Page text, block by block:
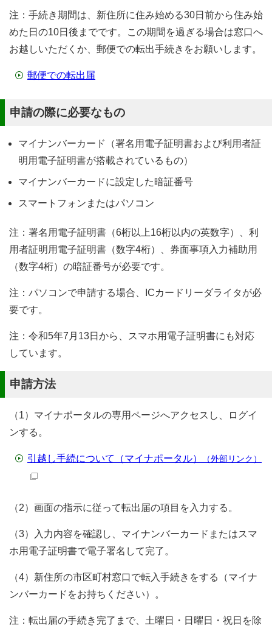
注：手続き期間は、新住所に住み始める30日前から住み始
めた日の10日後までです。この期間を過ぎる場合は窓口へ
お越しいただくか、郵便での転出手続きをお願いします。
郵便での転出届
申請の際に必要なもの
マイナンバーカード（署名用電子証明書および利用者証
明用電子証明書が搭載されているもの）
マイナンバーカードに設定した暗証番号
スマートフォンまたはパソコン
注：署名用電子証明書（6桁以上16桁以内の英数字）、利
用者証明用電子証明書（数字4桁）、券面事項入力補助用
（数字4桁）の暗証番号が必要です。
注：パソコンで申請する場合、ICカードリーダライタが必
要です。
注：令和5年7月13日から、スマホ用電子証明書にも対応
しています。
申請方法
（1）マイナポータルの専用ページへアクセスし、ログイ
ンする。
引越し手続について（マイナポータル） （外部リンク）
（2）画面の指示に従って転出届の項目を入力する。
（3）入力内容を確認し、マイナンバーカードまたはスマ
ホ用電子証明書で電子署名して完了。
（4）新住所の市区町村窓口で転入手続きをする（マイナ
ンバーカードをお持ちください）。
注：転出届の手続き完了まで、土曜日・日曜日・祝日を除